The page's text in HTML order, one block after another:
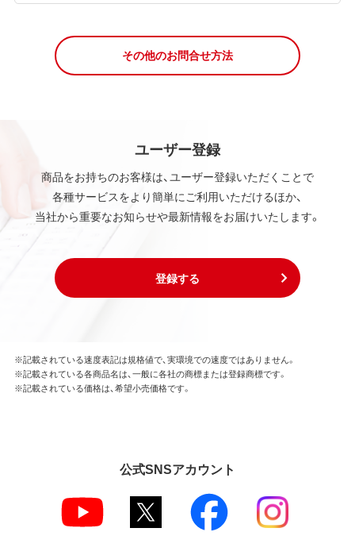
その他のお問合せ方法
ユーザー登録
商品をお持ちのお客様は、ユーザー登録いただくことで
各種サービスをより簡単にご利用いただけるほか、
当社から重要なお知らせや最新情報をお届けいたします。
登録する
※記載されている速度表記は規格値で、実環境での速度ではありません。
※記載されている各商品名は、一般に各社の商標または登録商標です。
※記載されている価格は、希望小売価格です。
公式SNSアカウント